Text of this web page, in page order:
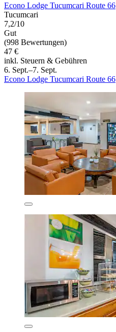
Econo Lodge Tucumcari Route 66
Tucumcari
7,2/10
Gut
(998 Bewertungen)
47 €
inkl. Steuern & Gebühren
6. Sept.–7. Sept.
Econo Lodge Tucumcari Route 66